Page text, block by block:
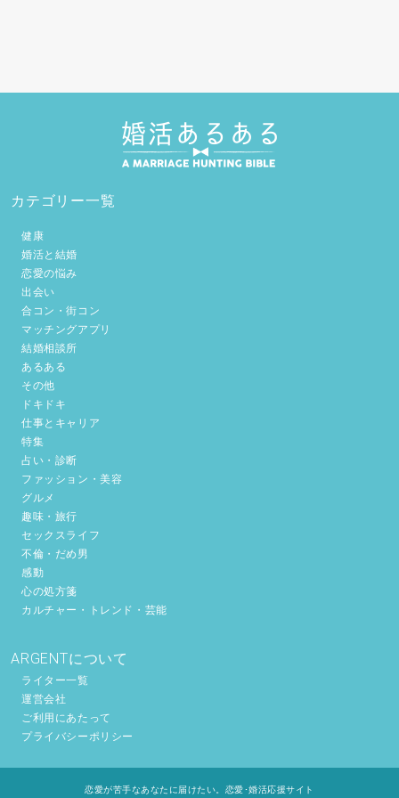
カテゴリー一覧
健康
婚活と結婚
恋愛の悩み
出会い
合コン・街コン
マッチングアプリ
結婚相談所
あるある
その他
ドキドキ
仕事とキャリア
特集
占い・診断
ファッション・美容
グルメ
趣味・旅行
セックスライフ
不倫・だめ男
感動
心の処方箋
カルチャー・トレンド・芸能
ARGENTについて
ライター一覧
運営会社
ご利用にあたって
プライバシーポリシー
恋愛が苦手なあなたに届けたい。恋愛･婚活応援サイト